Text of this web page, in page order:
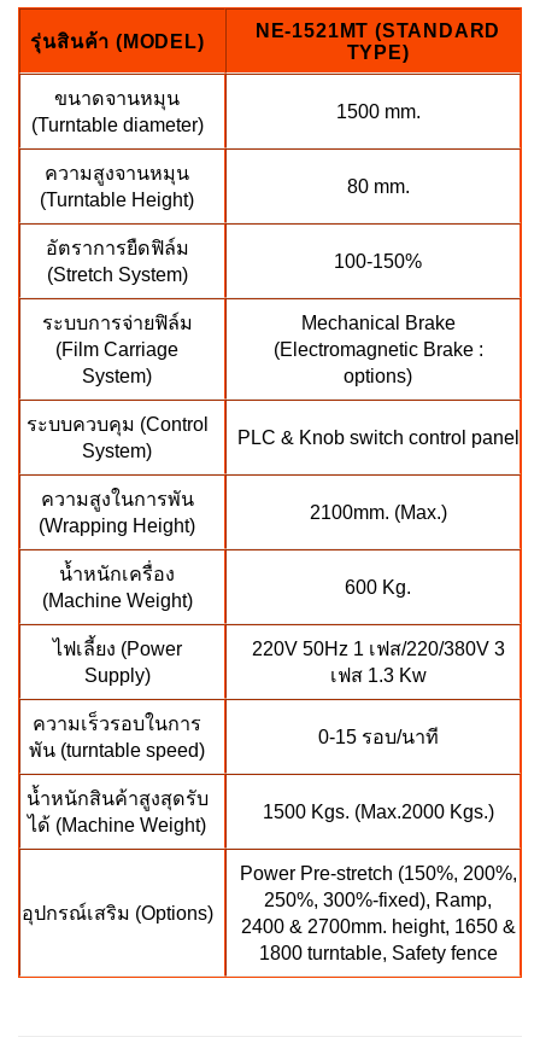
รุ่นสินค้า (MODEL)
NE-1521MT (STANDARD
TYPE)
ขนาดจานหมุน
(Turntable diameter)
1500 mm.
ความสูงจานหมุน
(Turntable Height)
80 mm.
อัตราการยืดฟิล์ม
(Stretch System)
100-150%
ระบบการจ่ายฟิล์ม
(Film Carriage
System)
Mechanical Brake
(Electromagnetic Brake :
options)
ระบบควบคุม (Control
System)
PLC & Knob switch control panel
ความสูงในการพัน
(Wrapping Height)
2100mm. (Max.)
น้ำหนักเครื่อง
(Machine Weight)
600 Kg.
ไฟเลี้ยง (Power
Supply)
220V 50Hz 1 เฟส/220/380V 3
เฟส 1.3 Kw
ความเร็วรอบในการ
พัน (turntable speed)
0-15 รอบ/นาที
น้ำหนักสินค้าสูงสุดรับ
ได้ (Machine Weight)
1500 Kgs. (Max.2000 Kgs.)
อุปกรณ์เสริม (Options)
Power Pre-stretch (150%, 200%,
250%, 300%-fixed), Ramp,
2400 & 2700mm. height, 1650 &
1800 turntable, Safety fence